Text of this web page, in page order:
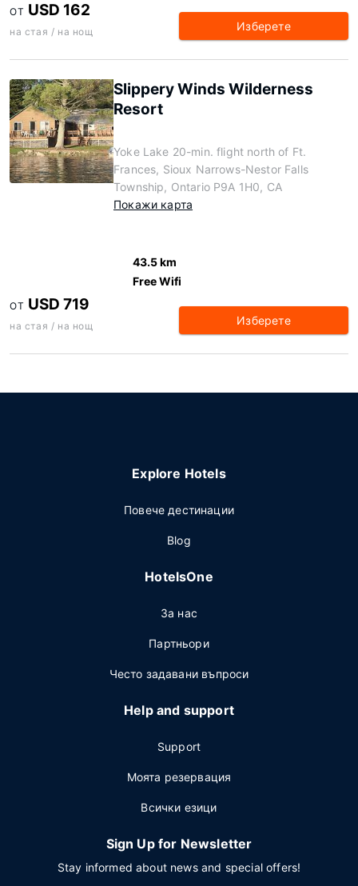
ОТ USD 162
на стая / на нощ Изберете
Slippery Winds Wilderness
Resort
Yoke Lake 20-min. flight north of Ft.
Frances, Sioux Narrows-Nestor Falls
Township, Ontario P9A 1H0, CA
Покажи карта
43.5 km
Free Wifi
ОТ USD 719
на стая / на нощ Изберете
Explore Hotels
Повече дестинации
Blog
HotelsOne
За нас
Партньори
Често задавани въпроси
Help and support
Support
Моята резервация
Всички езици
Sign Up for Newsletter
Stay informed about news and special offers!